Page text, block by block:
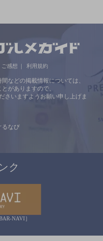
ご感想 利用規約
などの掲載情報については、
がありますので、
さいますようお願い申し上げま
るなび
ク
NAVI］